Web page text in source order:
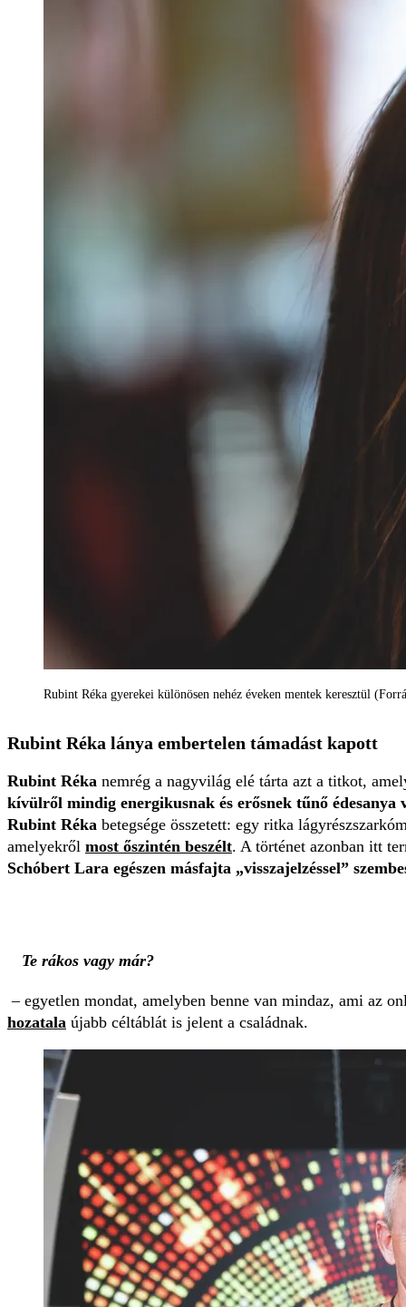
Rubint Réka gyerekei különösen nehéz éveken mentek keresztül
Rubint Réka lánya embertelen támadást kapott
Rubint Réka nemrég a nagyvilág elé tárta azt a titkot,
kívülről mindig energikusnak és erősnek tűnő édesanya
Rubint Réka betegsége összetett: egy ritka
amelyekről most őszintén beszélt. A történet azonban itt
Schóbert Lara egészen másfajta „visszajelzéssel”
Te rákos vagy már?
– egyetlen mondat, amelyben benne van mindaz, ami az
hozatala újabb céltáblát is jelent a családnak.